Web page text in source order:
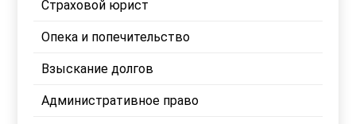
Страховой юрист
Опека и попечительство
Взыскание долгов
Административное право